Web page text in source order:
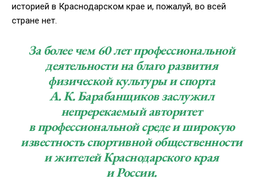
историей в Краснодарском крае и, пожалуй, во всей
стране нет.
За более чем 60 лет профессиональной
деятельности на благо развития
физической культуры и спорта
А. К. Барабанщиковзаслужил
непререкаемый авторитет
в профессиональной среде и широкую
известность спортивной общественности
и жителей Краснодарского края
и России.